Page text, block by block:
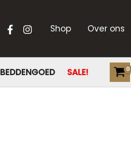
Shop Over ons
BEDDENGOED SALE!